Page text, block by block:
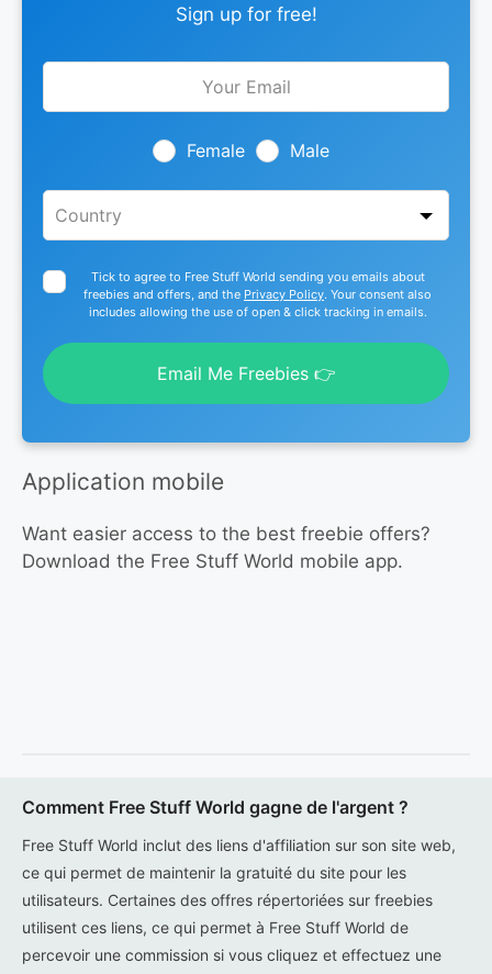
Sign up for free!
Leave
Female Male
Tick to agree to Free Stuff World sending you emails about
freebies and offers, and the Privacy Policy. Your consent also
includes allowing the use of open & click tracking in emails.
Email Me Freebies 👉
Application mobile
Want easier access to the best freebie offers?
Download the Free Stuff World mobile app.
Comment Free Stuff World gagne de l'argent ?
Free Stuff World inclut des liens d'affiliation sur son site web,
ce qui permet de maintenir la gratuité du site pour les
utilisateurs. Certaines des offres répertoriées sur freebies
utilisent ces liens, ce qui permet à Free Stuff World de
percevoir une commission si vous cliquez et effectuez une